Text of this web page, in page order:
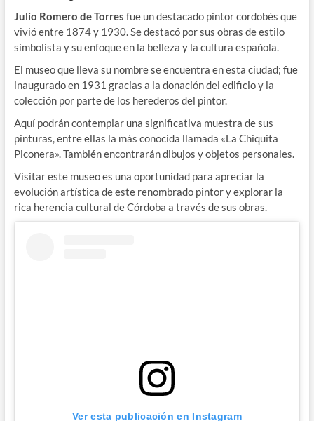
Julio Romero de Torres fue un destacado pintor cordobés que
vivió entre 1874 y 1930. Se destacó por sus obras de estilo
simbolista y su enfoque en la belleza y la cultura española.
El museo que lleva su nombre se encuentra en esta ciudad; fue
inaugurado en 1931 gracias a la donación del edificio y la
colección por parte de los herederos del pintor.
Aquí podrán contemplar una significativa muestra de sus
pinturas, entre ellas la más conocida llamada «La Chiquita
Piconera». También encontrarán dibujos y objetos personales.
Visitar este museo es una oportunidad para apreciar la
evolución artística de este renombrado pintor y explorar la
rica herencia cultural de Córdoba a través de sus obras.
Ver esta publicación en Instagram